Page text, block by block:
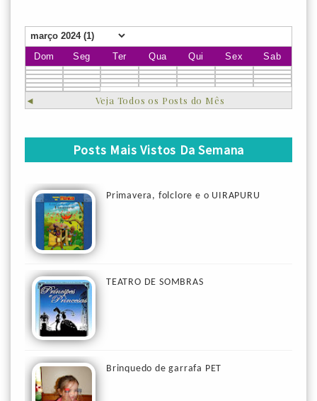
Dom Seg Ter Qua Qui Sex Sab
◄ Veja Todos os Posts do Mês
Posts Mais Vistos Da Semana
Primavera, folclore e o UIRAPURU
TEATRO DE SOMBRAS
Brinquedo de garrafa PET